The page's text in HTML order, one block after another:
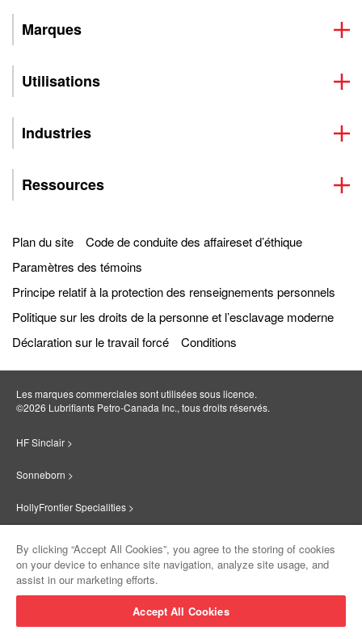
Marques
Utilisations
Industries
Ressources
Plan du site
Code de conduite des affaireset d’éthique
Paramètres des témoins
Principe relatif à la protection des renseignements personnels
Politique sur les droits de la personne et l’esclavage moderne
Déclaration sur le travail forcé
Conditions
Les marques commerciales sont utilisées sous licence.
©2026 Lubrifiants Petro‐Canada Inc., tous droits réservés.
HF Sinclair >
Sonneborn >
HollyFrontier Specialities >
Suniso >
By clicking “Accept All Cookies”, you agree to the storing of cookies
on your device to enhance site navigation, analyze site usage, and
assist in our marketing efforts.
Accept All Cookies